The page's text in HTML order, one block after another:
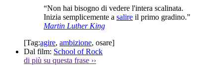
“Non hai bisogno di vedere l'intera scalinata.
Inizia semplicemente a salire il primo gradino.”
Martin Luther King
[Tag:agire, ambizione, osare]
Dal film: School of Rock
di più su questa frase ››